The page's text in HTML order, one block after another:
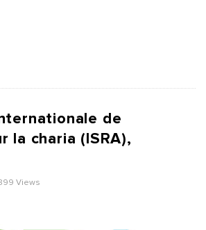
de
la charia (ISRA),
Views